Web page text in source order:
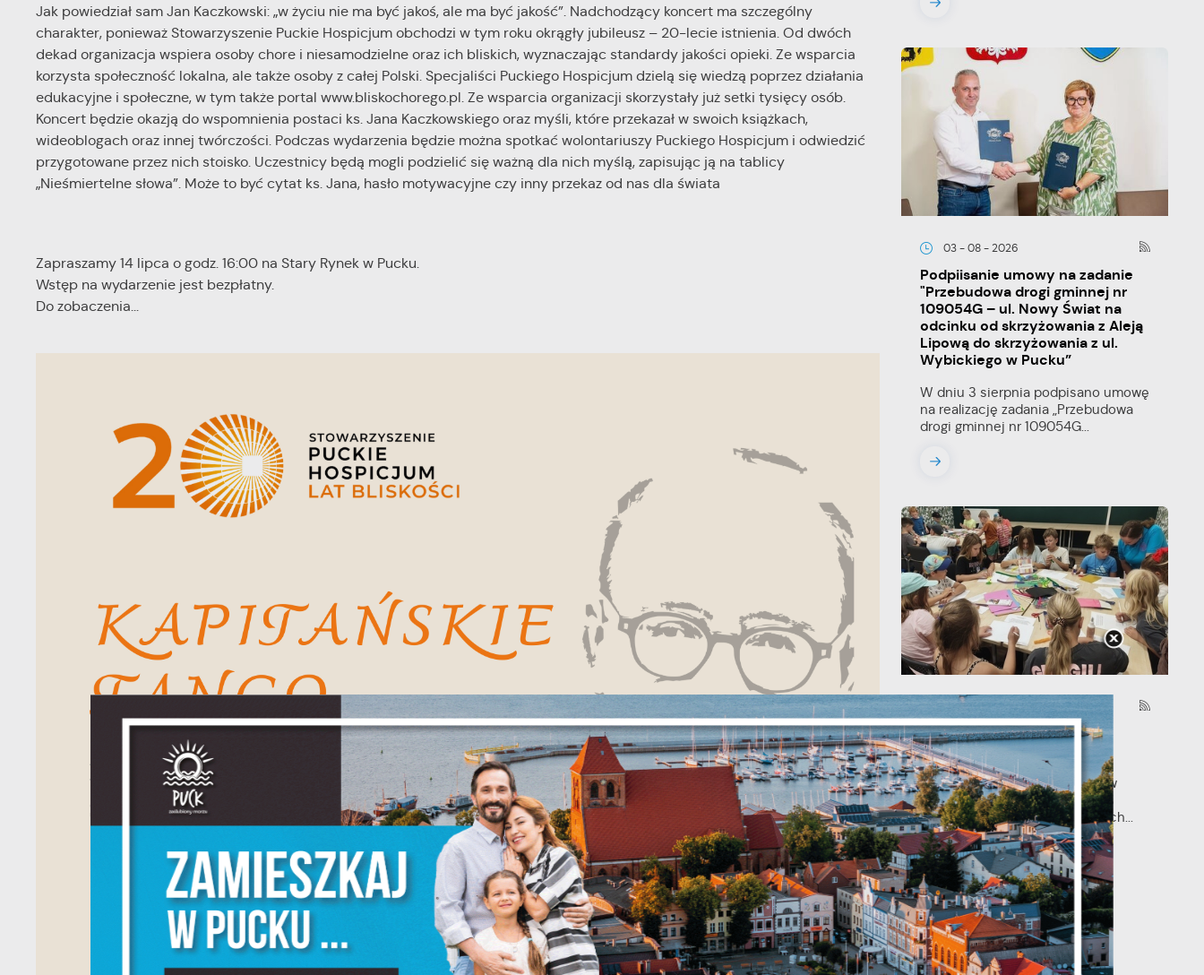
Jak powiedział sam Jan Kaczkowski: „w życiu nie ma być jakoś, ale ma być jakość”. Nadchodzący koncert ma szczególny
charakter, ponieważ Stowarzyszenie Puckie Hospicjum obchodzi w tym roku okrągły jubileusz – 20-lecie istnienia. Od dwóch
dekad organizacja wspiera osoby chore i niesamodzielne oraz ich bliskich, wyznaczając standardy jakości opieki. Ze wsparcia
korzysta społeczność lokalna, ale także osoby z całej Polski. Specjaliści Puckiego Hospicjum dzielą się wiedzą poprzez działania
edukacyjne i społeczne, w tym także portal www.bliskochorego.pl. Ze wsparcia organizacji skorzystały już setki tysięcy osób.
Koncert będzie okazją do wspomnienia postaci ks. Jana Kaczkowskiego oraz myśli, które przekazał w swoich książkach,
wideoblogach oraz innej twórczości. Podczas wydarzenia będzie można spotkać wolontariuszy Puckiego Hospicjum i odwiedzić
przygotowane przez nich stoisko. Uczestnicy będą mogli podzielić się ważną dla nich myślą, zapisując ją na tablicy
„Nieśmiertelne słowa”. Może to być cytat ks. Jana, hasło motywacyjne czy inny przekaz od nas dla świata
Zapraszamy 14 lipca o godz. 16:00 na Stary Rynek w Pucku.
Wstęp na wydarzenie jest bezpłatny.
Do zobaczenia...
03 - 08 - 2026
Podpiisanie umowy na zadanie
"Przebudowa drogi gminnej nr
109054G – ul. Nowy Świat na
odcinku od skrzyżowania z Aleją
Lipową do skrzyżowania z ul.
Wybickiego w Pucku”
W dniu 3 sierpnia podpisano umowę
na realizację zadania „Przebudowa
drogi gminnej nr 109054G...
03 - 08 - 2026
Trwają półkolonie "Rejs po
przygodę"
Trwa kolejny turnus półkolonii w
MOKSiR Puck Invest Puck. Dziś
dzieci uczestniczyły w zajęciach...
Szanujemy Twoją prywatność. Możesz zmienić ustawienia cookies lub zaakceptować je
wszystkie. W dowolnym momencie możesz dokonać zmiany swoich ustawień.
Niezbędne
Niezbędne pliki cookies służą do prawidłowego funkcjonowania strony internetowej i
umożliwiają Ci komfortowe korzystanie z oferowanych przez nas usług.
Pliki cookies odpowiadają na podejmowane przez Ciebie działania w celu m.in.
dostosowania Twoich ustawień preferencji prywatności, logowania czy wypełniania
formularzy. Dzięki plikom cookies strona, z której korzystasz, może działać bez zakłóceń.
Funkcjonalne i personalizacyjne